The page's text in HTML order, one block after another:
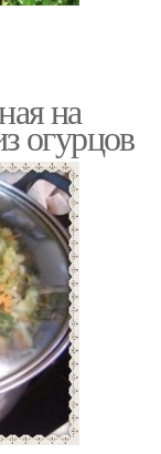
на
огурцов